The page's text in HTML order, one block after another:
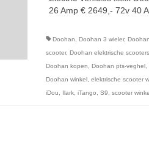
26 Amp € 2649,- 72v 40
Doohan, Doohan 3 wieler,
scooter, Doohan elektrische scooters
Doohan kopen, Doohan pts-veghel,
Doohan winkel, elektrische scooter
iDou, Ilark, iTango, S9, scooter